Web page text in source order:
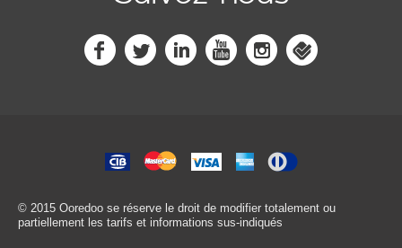
© 2015 Ooredoo se réserve le droit de modifier totalement ou
partiellement les tarifs et informations sus-indiqués